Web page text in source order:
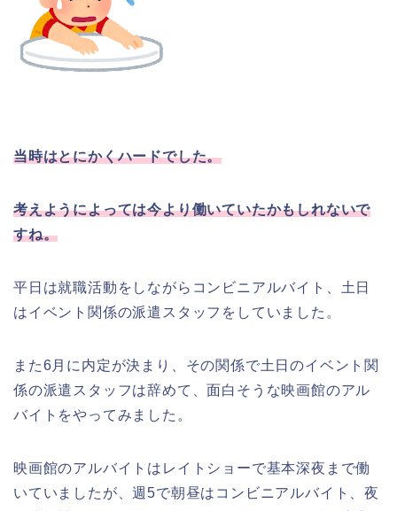
当時はとにかくハードでした。
考えようによっては今より働いていたかもしれないで
すね。
平日は就職活動をしながらコンビニアルバイト、土日
はイベント関係の派遣スタッフをしていました。
また6月に内定が決まり、その関係で土日のイベント関
係の派遣スタッフは辞めて、面白そうな映画館のアル
バイトをやってみました。
映画館のアルバイトはレイトショーで基本深夜まで働
いていましたが、週5で朝昼はコンビニアルバイト、夜